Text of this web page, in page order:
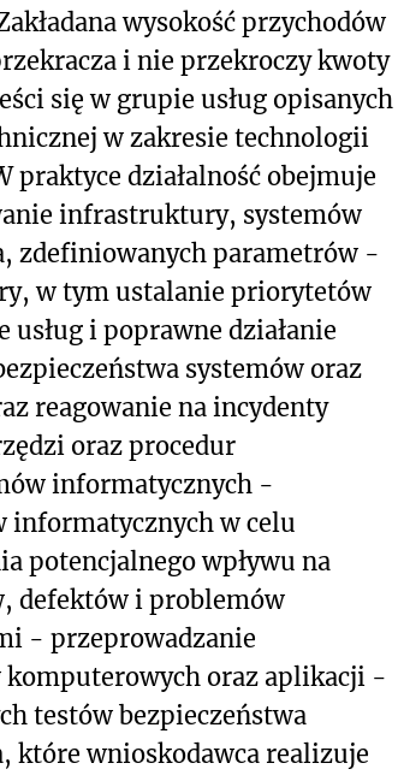
wysokość przychodów
i nie przekroczy kwoty
się w grupie usług opisanych
w zakresie technologii
działalność obejmuje
infrastruktury, systemów
zdefiniowanych parametrów -
w tym ustalanie priorytetów
i poprawne działanie
systemów oraz
reagowanie na incydenty
oraz procedur
informatycznych -
informatycznych w celu
potencjalnego wpływu na
defektów i problemów
- przeprowadzanie
oraz aplikacji -
testów bezpieczeństwa
które wnioskodawca realizuje